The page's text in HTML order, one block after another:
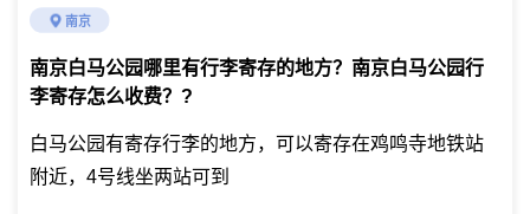
南京
南京白马公园哪里有行李寄存的地方？南京白马公园行
李寄存怎么收费？ ?
白马公园有寄存行李的地方，可以寄存在鸡鸣寺地铁站
附近，4号线坐两站可到